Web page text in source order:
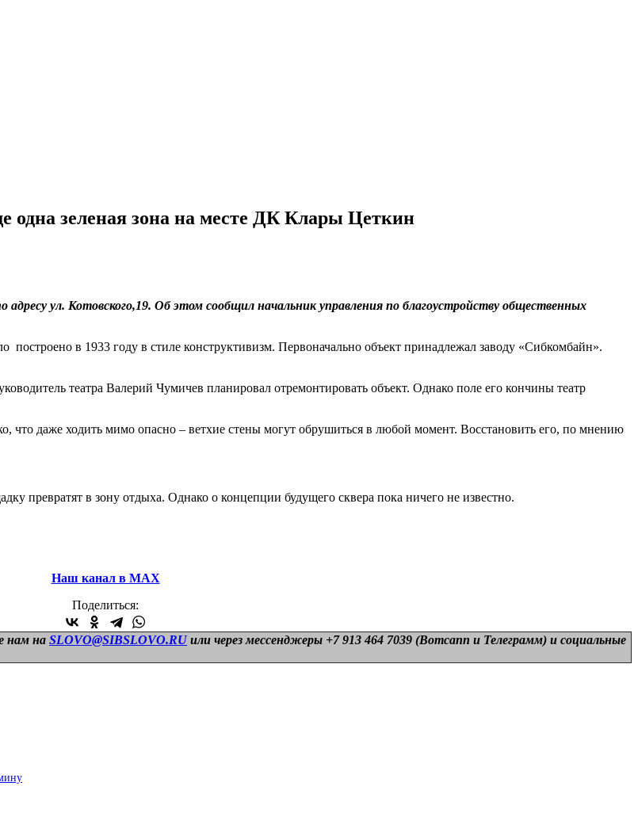
одна зеленая зона на месте ДК Клары Цеткин
ул. Котовского,19. Об этом сообщил начальник управления по благоустройству общественных
построено в 1933 году в стиле конструктивизм. Первоначально объект принадлежал заводу «Сибкомбайн».
театра Валерий Чумичев планировал отремонтировать объект. Однако поле его кончины театр
что даже ходить мимо опасно – ветхие стены могут обрушиться в любой момент. Восстановить его, по мнению
превратят в зону отдыха. Однако о концепции будущего сквера пока ничего не известно.
Наш канал в МАХ
Поделиться:
нам на SLOVO@SIBSLOVO.RU или через мессенджеры +7 913 464 7039 (Вотсапп и Телеграмм) и социальные